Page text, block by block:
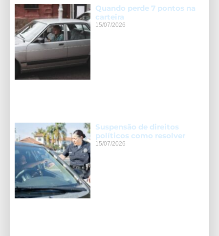
Quando perde 7 pontos na
carteira
15/07/2026
Suspensão de direitos
políticos como resolver
15/07/2026